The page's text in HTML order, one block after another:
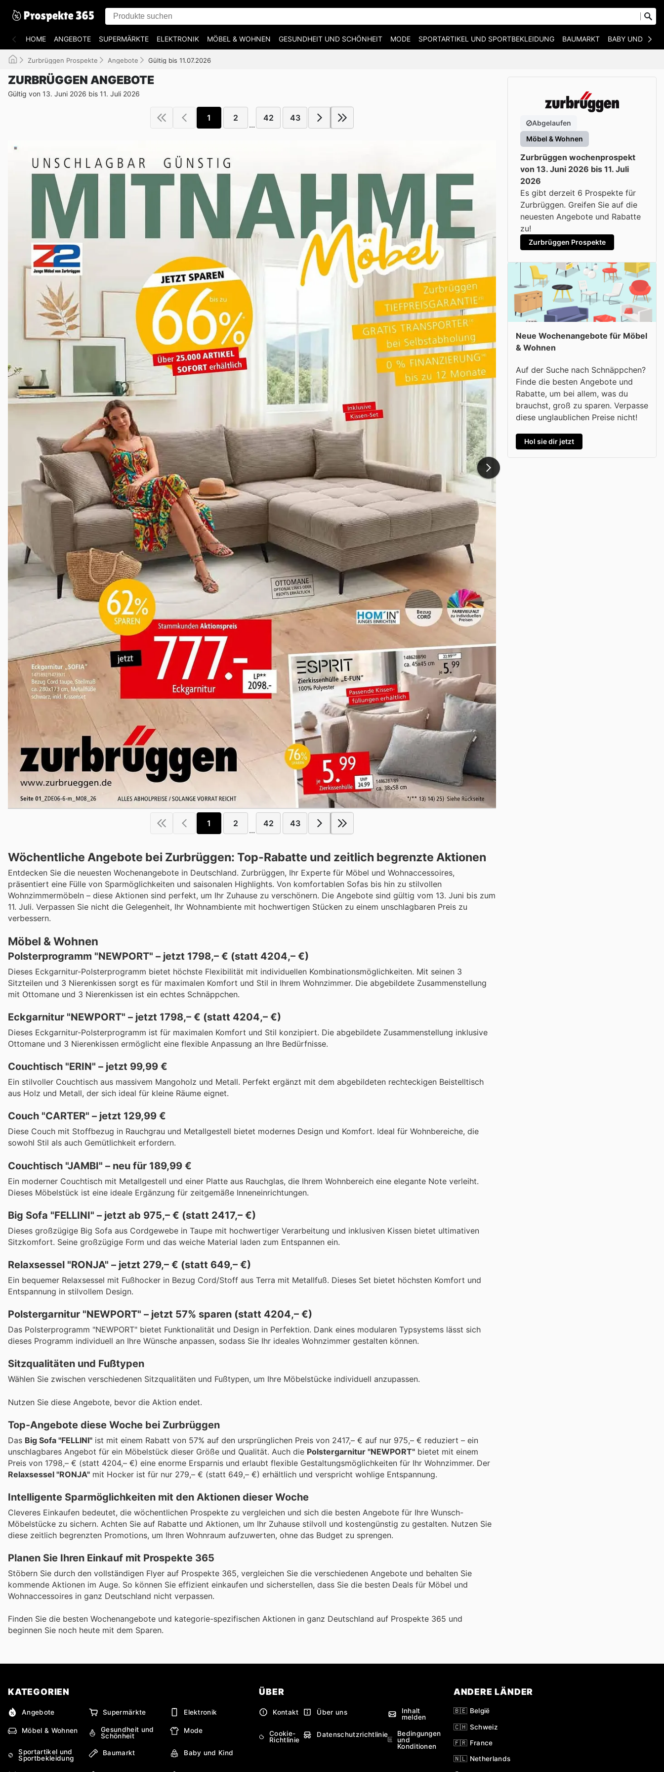
HOME ANGEBOTE SUPERMÄRKTE ELEKTRONIK MÖBEL & WOHNEN GESUNDHEIT UND SCHÖNHEIT MODE SPORTARTIKEL UND SPORTBEKLEIDUNG BAUMARKT BABY UND KIND
Zurbrüggen Prospekte Angebote Gültig bis 11.07.2026
ZURBRÜGGEN ANGEBOTE
Gültig von 13. Juni 2026 bis 11. Juli 2026
1 2
...
42 43
1 2
...
42 43
Wöchentliche Angebote bei Zurbrüggen: Top-Rabatte und zeitlich begrenzte Aktionen
Entdecken Sie die neuesten Wochenangebote in Deutschland. Zurbrüggen, Ihr Experte für Möbel und Wohnaccessoires,
präsentiert eine Fülle von Sparmöglichkeiten und saisonalen Highlights. Von komfortablen Sofas bis hin zu stilvollen
Wohnzimmermöbeln – diese Aktionen sind perfekt, um Ihr Zuhause zu verschönern. Die Angebote sind gültig vom 13. Juni bis zum
11. Juli. Verpassen Sie nicht die Gelegenheit, Ihr Wohnambiente mit hochwertigen Stücken zu einem unschlagbaren Preis zu
verbessern.
Möbel & Wohnen
Polsterprogramm "NEWPORT" – jetzt 1798,– € (statt 4204,– €)
Dieses Eckgarnitur-Polsterprogramm bietet höchste Flexibilität mit individuellen Kombinationsmöglichkeiten. Mit seinen 3
Sitzteilen und 3 Nierenkissen sorgt es für maximalen Komfort und Stil in Ihrem Wohnzimmer. Die abgebildete Zusammenstellung
mit Ottomane und 3 Nierenkissen ist ein echtes Schnäppchen.
Eckgarnitur "NEWPORT" – jetzt 1798,– € (statt 4204,– €)
Dieses Eckgarnitur-Polsterprogramm ist für maximalen Komfort und Stil konzipiert. Die abgebildete Zusammenstellung inklusive
Ottomane und 3 Nierenkissen ermöglicht eine flexible Anpassung an Ihre Bedürfnisse.
Couchtisch "ERIN" – jetzt 99,99 €
Ein stilvoller Couchtisch aus massivem Mangoholz und Metall. Perfekt ergänzt mit dem abgebildeten rechteckigen Beistelltisch
aus Holz und Metall, der sich ideal für kleine Räume eignet.
Couch "CARTER" – jetzt 129,99 €
Diese Couch mit Stoffbezug in Rauchgrau und Metallgestell bietet modernes Design und Komfort. Ideal für Wohnbereiche, die
sowohl Stil als auch Gemütlichkeit erfordern.
Couchtisch "JAMBI" – neu für 189,99 €
Ein moderner Couchtisch mit Metallgestell und einer Platte aus Rauchglas, die Ihrem Wohnbereich eine elegante Note verleiht.
Dieses Möbelstück ist eine ideale Ergänzung für zeitgemäße Inneneinrichtungen.
Big Sofa "FELLINI" – jetzt ab 975,– € (statt 2417,– €)
Dieses großzügige Big Sofa aus Cordgewebe in Taupe mit hochwertiger Verarbeitung und inklusiven Kissen bietet ultimativen
Sitzkomfort. Seine großzügige Form und das weiche Material laden zum Entspannen ein.
Relaxsessel "RONJA" – jetzt 279,– € (statt 649,– €)
Ein bequemer Relaxsessel mit Fußhocker in Bezug Cord/Stoff aus Terra mit Metallfuß. Dieses Set bietet höchsten Komfort und
Entspannung in stilvollem Design.
Polstergarnitur "NEWPORT" – jetzt 57% sparen (statt 4204,– €)
Das Polsterprogramm "NEWPORT" bietet Funktionalität und Design in Perfektion. Dank eines modularen Typsystems lässt sich
dieses Programm individuell an Ihre Wünsche anpassen, sodass Sie Ihr ideales Wohnzimmer gestalten können.
Sitzqualitäten und Fußtypen
Wählen Sie zwischen verschiedenen Sitzqualitäten und Fußtypen, um Ihre Möbelstücke individuell anzupassen.
Nutzen Sie diese Angebote, bevor die Aktion endet.
Top-Angebote diese Woche bei Zurbrüggen
Das Big Sofa "FELLINI" ist mit einem Rabatt von 57% auf den ursprünglichen Preis von 2417,– € auf nur 975,– € reduziert – ein
unschlagbares Angebot für ein Möbelstück dieser Größe und Qualität. Auch die Polstergarnitur "NEWPORT" bietet mit einem
Preis von 1798,– € (statt 4204,– €) eine enorme Ersparnis und erlaubt flexible Gestaltungsmöglichkeiten für Ihr Wohnzimmer. Der
Relaxsessel "RONJA" mit Hocker ist für nur 279,– € (statt 649,– €) erhältlich und verspricht wohlige Entspannung.
Intelligente Sparmöglichkeiten mit den Aktionen dieser Woche
Cleveres Einkaufen bedeutet, die wöchentlichen Prospekte zu vergleichen und sich die besten Angebote für Ihre Wunsch-
Möbelstücke zu sichern. Achten Sie auf Rabatte und Aktionen, um Ihr Zuhause stilvoll und kostengünstig zu gestalten. Nutzen Sie
diese zeitlich begrenzten Promotions, um Ihren Wohnraum aufzuwerten, ohne das Budget zu sprengen.
Planen Sie Ihren Einkauf mit Prospekte 365
Stöbern Sie durch den vollständigen Flyer auf Prospekte 365, vergleichen Sie die verschiedenen Angebote und behalten Sie
kommende Aktionen im Auge. So können Sie effizient einkaufen und sicherstellen, dass Sie die besten Deals für Möbel und
Wohnaccessoires in ganz Deutschland nicht verpassen.
Finden Sie die besten Wochenangebote und kategorie-spezifischen Aktionen in ganz Deutschland auf Prospekte 365 und
beginnen Sie noch heute mit dem Sparen.
Abgelaufen
Möbel & Wohnen
Zurbrüggen wochenprospekt
von 13. Juni 2026 bis 11. Juli
2026
Es gibt derzeit 6 Prospekte für
Zurbrüggen. Greifen Sie auf die
neuesten Angebote und Rabatte
zu!
Zurbrüggen Prospekte
Neue Wochenangebote für Möbel
& Wohnen
Auf der Suche nach Schnäppchen?
Finde die besten Angebote und
Rabatte, um bei allem, was du
brauchst, groß zu sparen. Verpasse
diese unglaublichen Preise nicht!
Hol sie dir jetzt
KATEGORIEN
Angebote Supermärkte Elektronik
Möbel & Wohnen
Gesundheit und
Schönheit
Mode
Sportartikel und
Sportbekleidung
Baumarkt Baby und Kind
ÜBER
Kontakt Über uns
Inhalt
melden
Cookie-
Richtlinie
Datenschutzrichtlinie
Bedingungen
und
Konditionen
ANDERE LÄNDER
🇧🇪 België
🇨🇭 Schweiz
🇫🇷 France
🇳🇱 Netherlands